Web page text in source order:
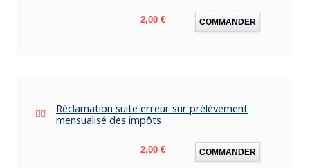
Prix
2,00 € COMMANDER
Réclamation suite erreur sur prélèvement
mensualisé des impôts
Prix
2,00 € COMMANDER